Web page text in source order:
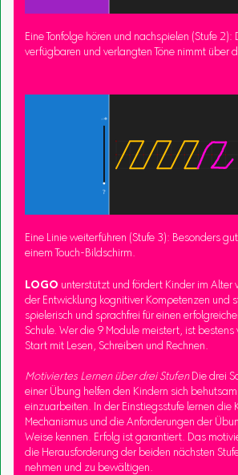
Eine Tonfolge hören und nachspielen (Stufe 2):
verfügbaren und verlangten Töne nimmt über
Eine Linie weiterführen (Stufe 3): Besonders
einem Touch-Bildschirm.
LOGO unterstützt und fördert Kinder im Alter
der Entwicklung kognitiver Kompetenzen und
spielerisch und sprachfrei für einen
Schule. Wer die 9 Module meistert, ist bestens
Start mit Lesen, Schreiben und Rechnen.
Motiviertes Lernen über drei StufenDie drei
einer Übung helfen den Kindern sich behutsam
einzuarbeiten. In der Einstiegsstufe lernen die
Mechanismus und die Anforderungen der
Weise kennen. Erfolg ist garantiert. Das
die Herausforderung der beiden nächsten
nehmen und zu bewältigen.